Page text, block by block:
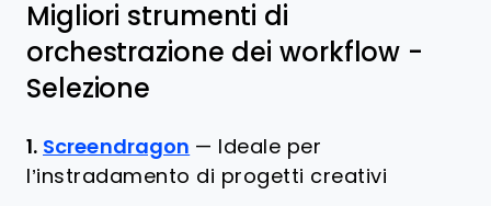
Migliori strumenti di
orchestrazione dei workflow -
Selezione
1. Screendragon —
Ideale per
l’instradamento di progetti creativi